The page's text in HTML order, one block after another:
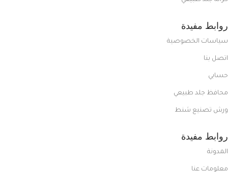
روابط مفيدة
سياسات الخصوصية
اتصل بنا
حسابي
محافظ جلد طبيعي
ورش تصنيع شنط
روابط مفيدة
المدونة
معلومات عنا